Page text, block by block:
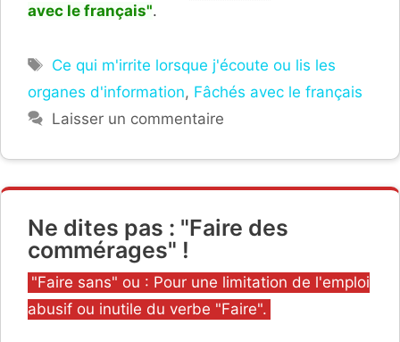
avec le français".
Étiquettes
Ce qui m'irrite lorsque j'écoute ou lis les
organes d'information, Fâchés avec le français
Laisser un commentaire
Ne dites pas : "Faire des
commérages" !
Catégories
"Faire sans" ou : Pour une limitation de l'emploi
abusif ou inutile du verbe "Faire".